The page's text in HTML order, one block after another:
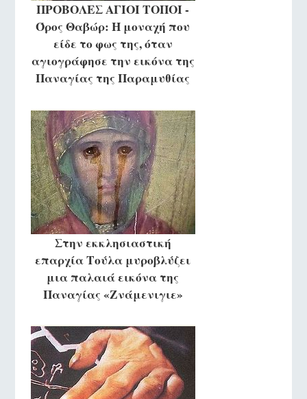
ΠΡΟΒΟΛΕΣ ΑΓΙΟΙ ΤΟΠΟΙ -
Όρος Θαβώρ: Η μοναχή που
είδε το φως της, όταν
αγιογράφησε την εικόνα της
Παναγίας της Παραμυθίας
Στην εκκλησιαστική
επαρχία Τούλα μυροβλύζει
μια παλαιά εικόνα της
Παναγίας «Ζνάμενιγιε»